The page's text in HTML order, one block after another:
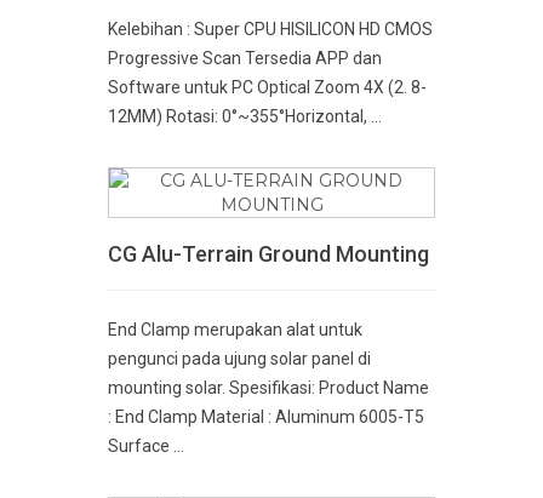
Kelebihan : Super CPU HISILICON HD CMOS
Progressive Scan Tersedia APP dan
Software untuk PC Optical Zoom 4X (2. 8-
12MM) Rotasi: 0°~355°Horizontal, ...
CG Alu-Terrain Ground Mounting
End Clamp merupakan alat untuk
pengunci pada ujung solar panel di
mounting solar. Spesifikasi: Product Name
: End Clamp Material : Aluminum 6005-T5
Surface ...